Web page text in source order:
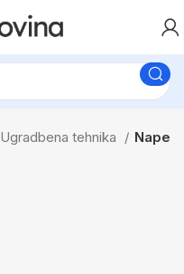
Ugradbena tehnika Nape